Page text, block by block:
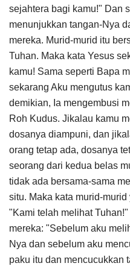
sejahtera bagi kamu!" Dan
menunjukkan tangan-Nya
mereka. Murid-murid itu
Tuhan. Maka kata Yesus
kamu! Sama seperti Bapa
sekarang Aku mengutus
demikian, Ia mengembusi
Roh Kudus. Jikalau kamu
dosanya diampuni, dan
orang tetap ada, dosanya
seorang dari kedua belas
tidak ada bersama-sama
situ. Maka kata murid-
"Kami telah melihat
mereka: "Sebelum aku
Nya dan sebelum aku
paku itu dan mencucukkan